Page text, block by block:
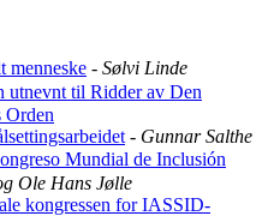
menneske - Sølvi Linde
utnevnt til Ridder av Den
Orden
- Gunnar Salthe
Mundial de Inclusión
Ole Hans Jølle
kongressen for IASSID-